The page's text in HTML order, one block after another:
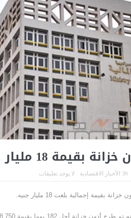
18 مليار جنيه
In: الأخبار الاقتصادية لا يوجد تعليقات
إجمالية بلغت 18 مليار جنيه.